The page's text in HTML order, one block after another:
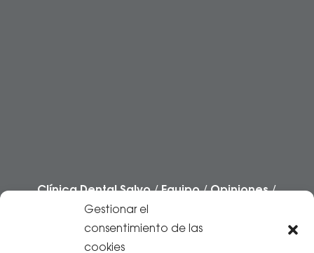
Gestionar el
consentimiento de las
cookies
Clínica Dental Salvo/Equipo/Opiniones/
Casos/Preguntas frecuentes
/Contacto